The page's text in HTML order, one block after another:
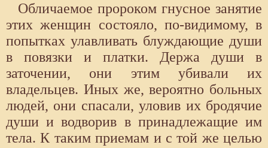
Обличаемое пророком гнусное занятие
этих женщин состояло, по-видимому, в
попытках улавливать блуждающие души
в повязки и платки. Держа души в
заточении, они этим убивали их
владельцев. Иных же, вероятно больных
людей, они спасали, уловив их бродячие
души и водворив в принадлежащие им
тела. К таким приемам и с той же целью